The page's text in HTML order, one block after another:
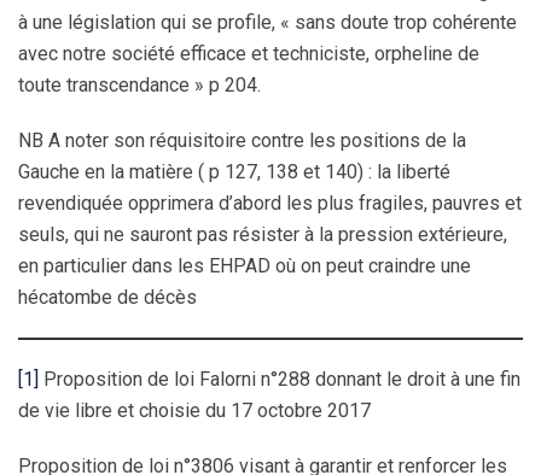
à une législation qui se profile, « sans doute trop cohérente
avec notre société efficace et techniciste, orpheline de
toute transcendance » p 204.
NB A noter son réquisitoire contre les positions de la
Gauche en la matière ( p 127, 138 et 140) : la liberté
revendiquée opprimera d’abord les plus fragiles, pauvres et
seuls, qui ne sauront pas résister à la pression extérieure,
en particulier dans les EHPAD où on peut craindre une
hécatombe de décès
[1] Proposition de loi Falorni n°288 donnant le droit à une fin
de vie libre et choisie du 17 octobre 2017
Proposition de loi n°3806 visant à garantir et renforcer les